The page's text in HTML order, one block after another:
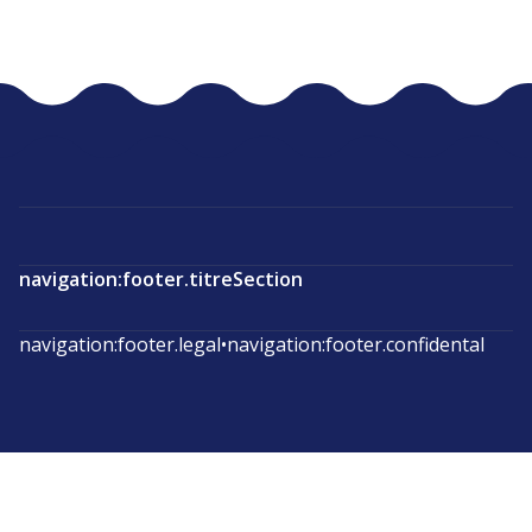
navigation:footer.titreSection
navigation:footer.legal•navigation:footer.confidental